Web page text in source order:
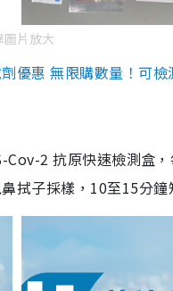
圖片放大
優惠 無限購數量！可
2 抗原快速檢測盒
拭子採樣，10至15分鐘